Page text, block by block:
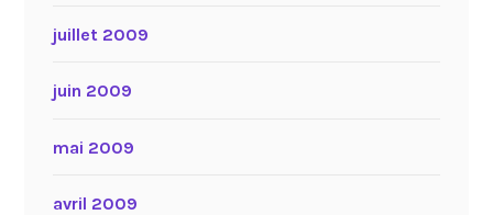
juillet 2009
juin 2009
mai 2009
avril 2009